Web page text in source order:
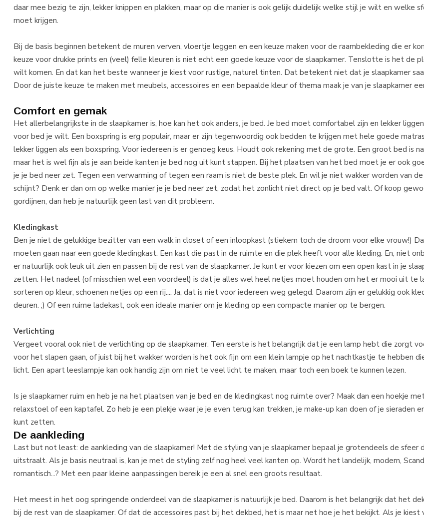
daar mee bezig te zijn, lekker knippen en plakken, maar op die manier is ook gelijk duidelijk welke stijl je wilt en welke
moet krijgen.
Bij de basis beginnen betekent de muren verven, vloertje leggen en een keuze maken voor de raambekleding die er
keuze voor drukke prints en (veel) felle kleuren is niet echt een goede keuze voor de slaapkamer. Tenslotte is het de
wilt komen. En dat kan het beste wanneer je kiest voor rustige, naturel tinten. Dat betekent niet dat je slaapkamer
Door de juiste keuze te maken met meubels, accessoires en een bepaalde kleur of thema maak je van je slaapkamer
Comfort en gemak
Het allerbelangrijkste in de slaapkamer is, hoe kan het ook anders, je bed. Je bed moet comfortabel zijn en lekker
voor bed je wilt. Een boxspring is erg populair, maar er zijn tegenwoordig ook bedden te krijgen met hele goede
lekker liggen als een boxspring. Voor iedereen is er genoeg keus. Houdt ook rekening met de grote. Een groot bed is
maar het is wel fijn als je aan beide kanten je bed nog uit kunt stappen. Bij het plaatsen van het bed moet je er ook
je je bed neer zet. Tegen een verwarming of tegen een raam is niet de beste plek. En wil je niet wakker worden van
schijnt? Denk er dan om op welke manier je je bed neer zet, zodat het zonlicht niet direct op je bed valt. Of koop
gordijnen, dan heb je natuurlijk geen last van dit probleem.
Kledingkast
Ben je niet de gelukkige bezitter van een walk in closet of een inloopkast (stiekem toch de droom voor elke vrouw!)
moeten gaan naar een goede kledingkast. Een kast die past in de ruimte en die plek heeft voor alle kleding. En, niet
er natuurlijk ook leuk uit zien en passen bij de rest van de slaapkamer. Je kunt er voor kiezen om een open kast in je
zetten. Het nadeel (of misschien wel een voordeel) is dat je alles wel heel netjes moet houden om het er mooi uit te
sorteren op kleur, schoenen netjes op een rij.... Ja, dat is niet voor iedereen weg gelegd. Daarom zijn er gelukkig ook
deuren. ;) Of een ruime ladekast, ook een ideale manier om je kleding op een compacte manier op te bergen.
Verlichting
Vergeet vooral ook niet de verlichting op de slaapkamer. Ten eerste is het belangrijk dat je een lamp hebt die zorgt
voor het slapen gaan, of juist bij het wakker worden is het ook fijn om een klein lampje op het nachtkastje te hebben
licht. Een apart leeslampje kan ook handig zijn om niet te veel licht te maken, maar toch een boek te kunnen lezen.
Is je slaapkamer ruim en heb je na het plaatsen van je bed en de kledingkast nog ruimte over? Maak dan een hoekje
relaxstoel of een kaptafel. Zo heb je een plekje waar je je even terug kan trekken, je make-up kan doen of je sieraden
kunt zetten.
De aankleding
Last but not least: de aankleding van de slaapkamer! Met de styling van je slaapkamer bepaal je grotendeels de sfeer
uitstraalt. Als je basis neutraal is, kan je met de styling zelf nog heel veel kanten op. Wordt het landelijk, modern,
romantisch...? Met een paar kleine aanpassingen bereik je een al snel een groots resultaat.
Het meest in het oog springende onderdeel van de slaapkamer is natuurlijk je bed. Daarom is het belangrijk dat het
bij de rest van de slaapkamer. Of dat de accessoires past bij het dekbed, het is maar net hoe je het bekijkt. Als je kiest